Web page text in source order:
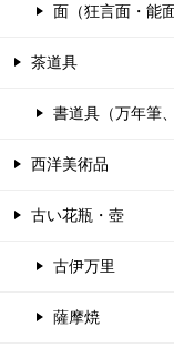
面（狂言面・能面
茶道具
書道具（万年筆
西洋美術品
古い花瓶・壺
古伊万里
薩摩焼